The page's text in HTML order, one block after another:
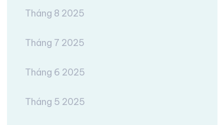
Tháng 8 2025
Tháng 7 2025
Tháng 6 2025
Tháng 5 2025